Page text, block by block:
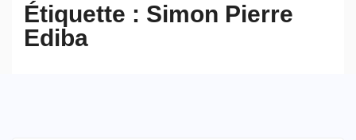
Étiquette : Simon Pierre
Ediba